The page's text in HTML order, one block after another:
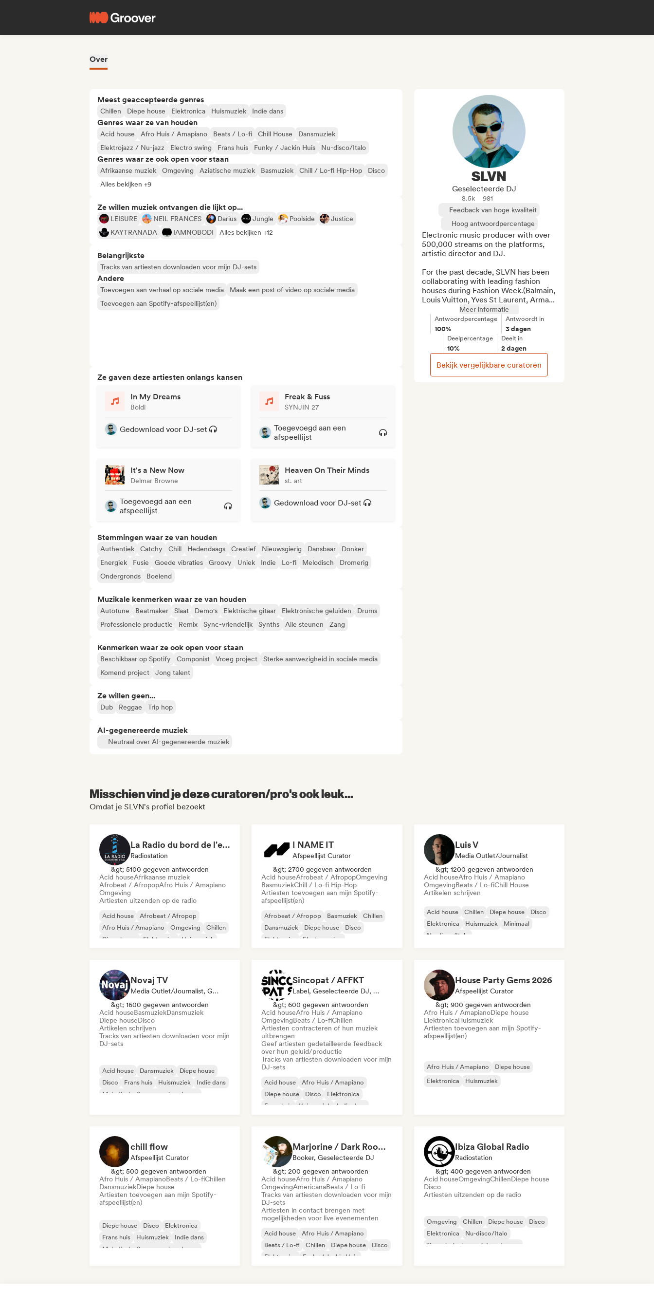
Over
Meest geaccepteerde genres
Chillen Diepe house Elektronica Huismuziek Indie dans
Genres waar ze van houden
Acid house Afro Huis / Amapiano Beats / Lo-fi Chill House
Dansmuziek
Elektrojazz / Nu-jazz
Electro swing Frans huis Funky / Jackin Huis Nu-disco/Italo
Genres waar ze ook open voor staan
Afrikaanse muziek Omgeving Aziatische muziek Basmuziek Chill / Lo-fi Hip-Hop
Disco
Alles bekijken +9
Ze willen muziek ontvangen die lijkt op...
LEISURE NEIL FRANCES Darius Jungle Poolside
Justice
KAYTRANADA
IAMNOBODI Alles bekijken +12
Belangrijkste
Tracks van artiesten downloaden voor mijn DJ-sets
Andere
Toevoegen aan verhaal op sociale media
Maak een post of video op sociale media
Toevoegen aan Spotify-afspeellijst(en)
Ze gaven deze artiesten onlangs kansen
In My Dreams
Boldi
Gedownload voor DJ-set
Freak & Fuss
SYNJIN 27
Toegevoegd aan een
afspeellijst
It's a New Now
Delmar Browne
Toegevoegd aan een
afspeellijst
Heaven On Their Minds
st. art
Gedownload voor DJ-set
Stemmingen waar ze van houden
Authentiek Catchy Chill Hedendaags Creatief Nieuwsgierig Dansbaar
Donker
Energiek
Fusie Goede vibraties Groovy Uniek Indie Lo-fi Melodisch
Dromerig
Ondergronds
Boeiend
Muzikale kenmerken waar ze van houden
Autotune Beatmaker Slaat Demo's Elektrische gitaar Elektronische geluiden
Drums
Professionele productie
Remix Sync-vriendelijk Synths Alle steunen Zang
Kenmerken waar ze ook open voor staan
Beschikbaar op Spotify Componist Vroeg project
Sterke aanwezigheid in sociale media
Komend project
Jong talent
Ze willen geen...
Dub Reggae Trip hop
AI-gegenereerde muziek
Neutraal over AI-gegenereerde muziek
SLVN
Geselecteerde DJ
8.5k
981
Feedback van hoge kwaliteit
Hoog antwoordpercentage
Electronic music producer with over
500,000 streams on the platforms,
artistic director and DJ.
For the past decade, SLVN has been
collaborating with leading fashion
houses during Fashion Week.(Balmain,
Louis Vuitton, Yves St Laurent, Arma...
Meer informatie
Antwoordpercentage
100%
Antwoordt in
3 dagen
Deelpercentage
10%
Deelt in
2 dagen
Bekijk vergelijkbare curatoren
Misschien vind je deze curatoren/pro's ook leuk...
Omdat je SLVN's profiel bezoekt
La Radio du bord de l'eau - DAB+ Radio Station (Switzerland)
Radiostation
&gt; 5100 gegeven antwoorden
Acid houseAfrikaanse muziek
Afrobeat / AfropopAfro Huis / Amapiano
Omgeving
Artiesten uitzenden op de radio
Acid house
Afrobeat / Afropop
Afro Huis / Amapiano
Omgeving
Chillen
Diepe house
Elektronica Huismuziek
I NAME IT
Afspeellijst Curator
&gt; 2700 gegeven antwoorden
Acid houseAfrobeat / AfropopOmgeving
BasmuziekChill / Lo-fi Hip-Hop
Artiesten toevoegen aan mijn Spotify-
afspeellijst(en)
Afrobeat / Afropop Basmuziek
Chillen
Dansmuziek
Diepe house
Disco
Elektronica
Electro swing
Luis V
Media Outlet/Journalist
&gt; 1200 gegeven antwoorden
Acid houseAfro Huis / Amapiano
OmgevingBeats / Lo-fiChill House
Artikelen schrijven
Acid house Chillen Diepe house
Disco
Elektronica
Huismuziek
Minimaal
Nu-disco/Italo
Novaj TV
Media Outlet/Journalist, Geselecteerde DJ
&gt; 1600 gegeven antwoorden
Acid houseBasmuziekDansmuziek
Diepe houseDisco
Artikelen schrijven
Tracks van artiesten downloaden voor mijn
DJ-sets
Acid house Dansmuziek
Diepe house
Disco
Frans huis Huismuziek
Indie dans
Melodische & progressieve house
Sincopat / AFFKT
Label, Geselecteerde DJ, Geluidsexpert
&gt; 600 gegeven antwoorden
Acid houseAfro Huis / Amapiano
OmgevingBeats / Lo-fiChillen
Artiesten contracteren of hun muziek
uitbrengen
Geef artiesten gedetailleerde feedback
over hun geluid/productie
Tracks van artiesten downloaden voor mijn
DJ-sets
Acid house
Afro Huis / Amapiano
Diepe house
Disco
Elektronica
Frans huis
Huismuziek Indie dans
House Party Gems 2026
Afspeellijst Curator
&gt; 900 gegeven antwoorden
Afro Huis / AmapianoDiepe house
ElektronicaHuismuziek
Artiesten toevoegen aan mijn Spotify-
afspeellijst(en)
Afro Huis / Amapiano
Diepe house
Elektronica
Huismuziek
chill flow
Afspeellijst Curator
&gt; 500 gegeven antwoorden
Afro Huis / AmapianoBeats / Lo-fiChillen
DansmuziekDiepe house
Artiesten toevoegen aan mijn Spotify-
afspeellijst(en)
Diepe house Disco
Elektronica
Frans huis
Huismuziek
Indie dans
Melodische & progressieve house
Marjorine / Dark Room in Brooklyn
Booker, Geselecteerde DJ
&gt; 200 gegeven antwoorden
Acid houseAfro Huis / Amapiano
OmgevingAmericanaBeats / Lo-fi
Tracks van artiesten downloaden voor mijn
DJ-sets
Artiesten in contact brengen met
mogelijkheden voor live evenementen
Acid house
Afro Huis / Amapiano
Beats / Lo-fi
Chillen Diepe house
Disco
Elektronica
Funky / Jackin Huis
Ibiza Global Radio
Radiostation
&gt; 400 gegeven antwoorden
Acid houseOmgevingChillenDiepe house
Disco
Artiesten uitzenden op de radio
Omgeving Chillen Diepe house
Disco
Elektronica
Nu-disco/Italo
Organische house / downtempo